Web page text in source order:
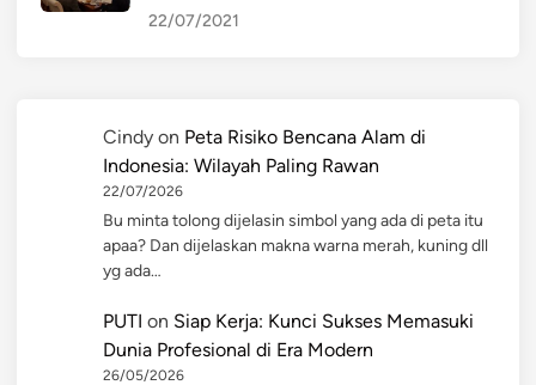
22/07/2021
Cindy on Peta Risiko Bencana Alam di
Indonesia: Wilayah Paling Rawan
22/07/2026
Bu minta tolong dijelasin simbol yang ada di peta itu
apaa? Dan dijelaskan makna warna merah, kuning dll
yg ada…
PUTI on Siap Kerja: Kunci Sukses Memasuki
Dunia Profesional di Era Modern
26/05/2026